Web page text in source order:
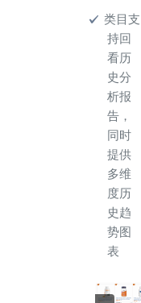
类目支
持回
看历
史分
析报
告，
同时
提供
多维
度历
史趋
势图
表